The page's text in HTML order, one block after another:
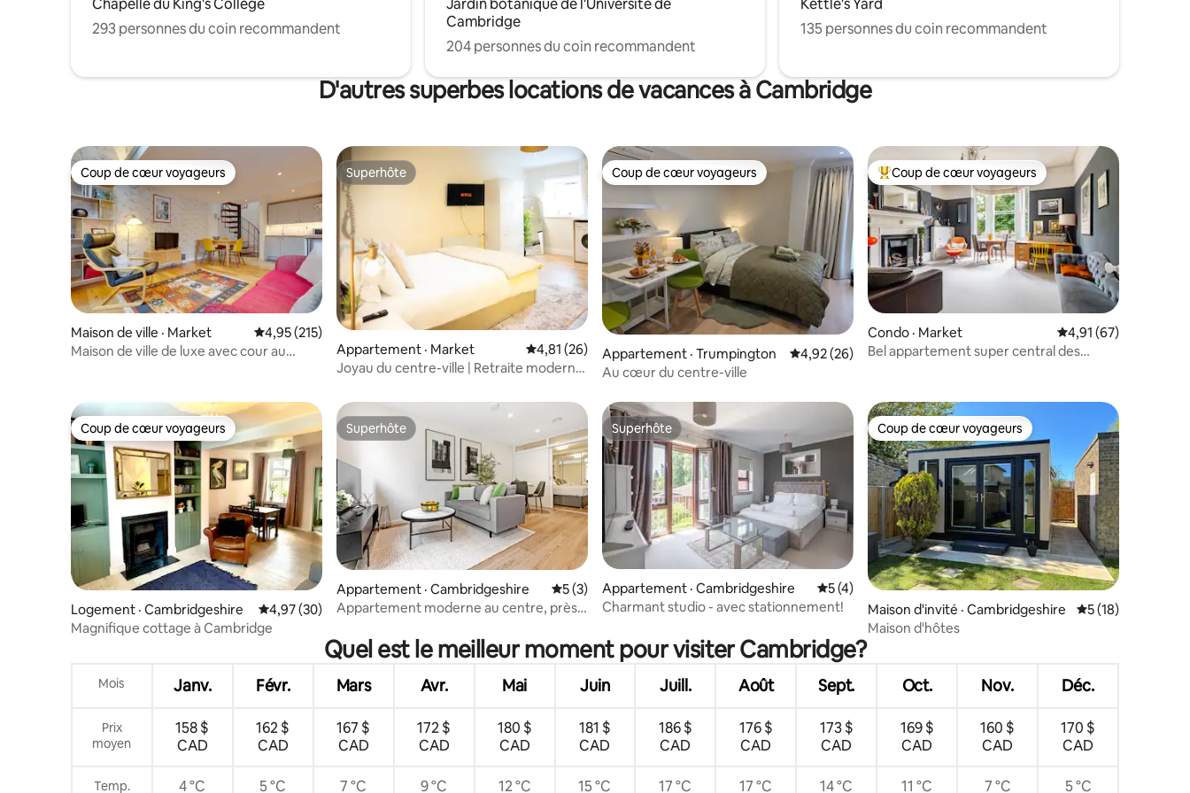
Chapelle du King's College
293 personnes du coin recommandent
Jardin botanique de l'Université de
Cambridge
204 personnes du coin recommandent
Kettle's Yard
135 personnes du coin recommandent
D'autres superbes locations de vacances à Cambridge
Coup de cœur voyageurs
Coup de cœur voyageurs
Maison de ville · Market Note moyenne de 4,95 sur 5, 215 commentaires
4,95 (215)
Maison de ville de luxe avec cour au
Superhôte
Superhôte
Appartement · Market Note moyenne de 4,81 sur 5, 26 commentaires
4,81 (26)
Joyau du centre-ville | Retraite moderne
Coup de cœur voyageurs
Coup de cœur voyageurs
Appartement · Trumpington Note moyenne de 4,92 sur 5, 26 commentaires
4,92 (26)
Au cœur du centre-ville
Coup de cœur voyageurs parmi les plus aimés
Coup de cœur voyageurs
Condo · Market Note moyenne de
4,91 (67)
Bel appartement super central des
Coup de cœur voyageurs
Coup de cœur voyageurs
Logement · Cambridgeshire Note moyenne de 4,97 sur 5, 30 commentaires
4,97 (30)
Magnifique cottage à Cambridge
Superhôte
Superhôte
Appartement · Cambridgeshire Note moyenne de 5 sur 5, 3 commentaires
5 (3)
Appartement moderne au centre, près
Superhôte
Superhôte
Appartement · Cambridgeshire Note moyenne de 5 sur 5, 4 commentaires
5 (4)
Charmant studio - avec stationnement!
Coup de cœur voyageurs
Coup de cœur voyageurs
Maison d'invité · Cambridgeshire Note moyenne de
5 (18)
Maison d'hôtes
Quel est le meilleur moment pour visiter Cambridge?
Mois Janv. Févr. Mars Avr. Mai Juin Juill. Août Sept. Oct. Nov. Déc.
Prix
moyen
158 $
CAD
162 $
CAD
167 $
CAD
172 $
CAD
180 $
CAD
181 $
CAD
186 $
CAD
176 $
CAD
173 $
CAD
169 $
CAD
160 $
CAD
170 $
CAD
Temp. 4 °C 5 °C 7 °C 9 °C 12 °C 15 °C 17 °C 17 °C 14 °C 11 °C 7 °C 5 °C